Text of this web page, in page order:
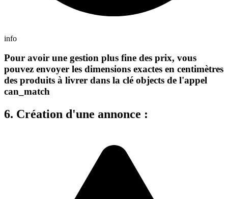
info
Pour avoir une gestion plus fine des prix, vous
pouvez envoyer les dimensions exactes en centimètres
des produits à livrer dans la clé objects de l'appel
can_match
6. Création d'une annonce :